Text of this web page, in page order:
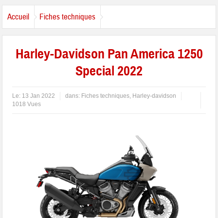
Accueil Fiches techniques
Harley-Davidson Pan America 1250
Special 2022
Le: 13 Jan 2022 dans: Fiches techniques, Harley-davidson
1018 Vues